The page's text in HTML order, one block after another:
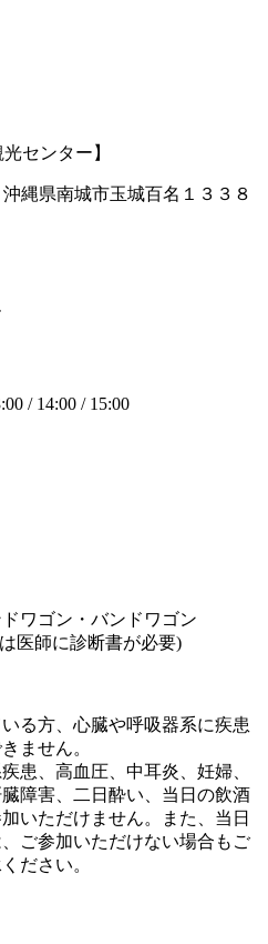
センター】
縄県南城市玉城百名１３３８
/ 14:00 / 15:00
ワゴン・バンドワゴン
医師に診断書が必要)
る方、心臓や呼吸器系に疾患
ません。
患、高血圧、中耳炎、妊婦、
障害、二日酔い、当日の飲酒
いただけません。また、当日
ご参加いただけない場合もご
ださい。